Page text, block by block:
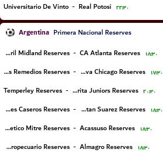
Universitario De Vinto - Real Potosi ۲۲:۳۰
Argentina Primera Nacional Reserves
Ferrocarril Midland Reserves - CA Atlanta Reserves ۱۸:۳۰
Talleres Remedios Reserves - Nueva Chicago Reserves ۱۷:۳۰
Temperley Reserves - Chacarita Juniors Reserves ۲۰:۳۰
Estudiantes Caseros Reserves - Tristan Suarez Reserves ۱۸:۳۰
Club Atletico Mitre Reserves - Acassuso Reserves ۱۸:۳۰
CA Agropecuario Reserves - Almagro Reserves ۱۸:۳۰